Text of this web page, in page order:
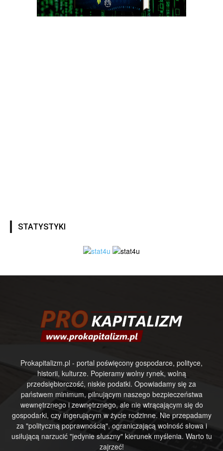
STATYSTYKI
Prokapitalizm.pl - portal poświęcony gospodarce, polityce,
historii, kulturze. Popieramy wolny rynek, wolną
przedsiębiorczość, niskie podatki. Opowiadamy się za
państwem minimum, pilnującym naszego bezpieczeństwa
wewnętrznego i zewnętrznego, ale nie wtrącającym się do
gospodarki, czy ingerującym w życie rodzinne. Nie przepadamy
za "polityczną poprawnością", ograniczającą wolność słowa i
usiłującą narzucić "jedynie słuszny" kierunek myślenia. Warto tu
zajrzeć!